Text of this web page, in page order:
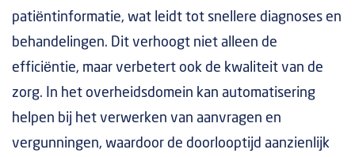
patiëntinformatie, wat leidt tot snellere diagnoses en
behandelingen. Dit verhoogt niet alleen de
efficiëntie, maar verbetert ook de kwaliteit van de
zorg. In het overheidsdomein kan automatisering
helpen bij het verwerken van aanvragen en
vergunningen, waardoor de doorlooptijd aanzienlijk